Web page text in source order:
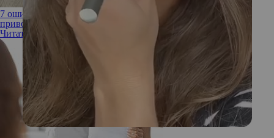
7 ошибок во время мытья головы, которые портят волосы и
приводят к их выпадению
Читать полностью